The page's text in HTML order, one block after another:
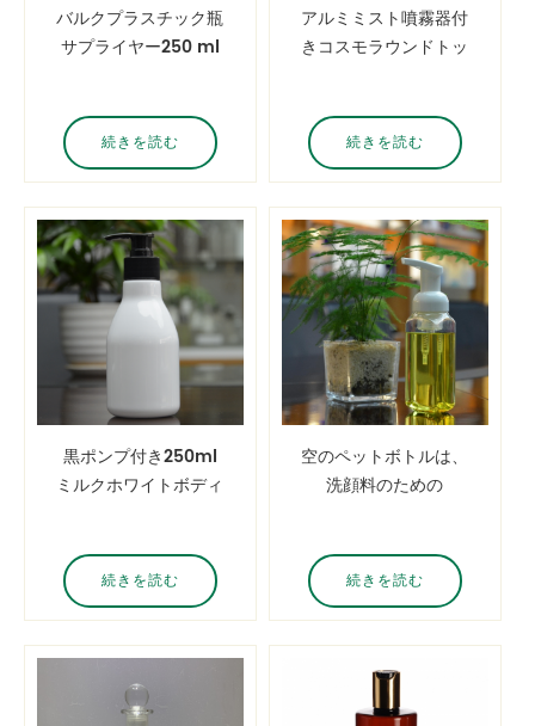
バルクプラスチック瓶
サプライヤー250 ml
続きを読む
アルミミスト噴霧器付
きコスモラウンドトッ
250ml液体容器
続きを読む
黒ポンプ付き250ml
ミルクホワイトボディ
続きを読む
空のペットボトルは、
洗顔料のための
続きを読む